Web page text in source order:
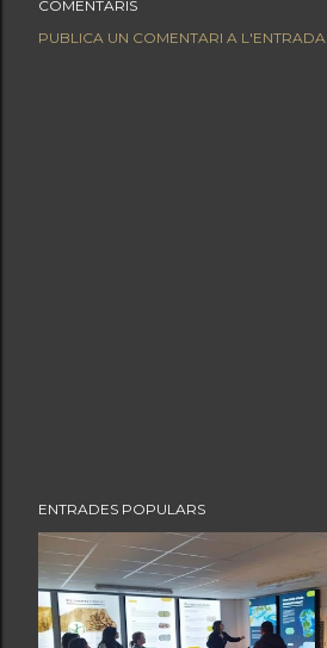
COMENTARIS
PUBLICA UN COMENTARI A L'ENTRADA
ENTRADES POPULARS